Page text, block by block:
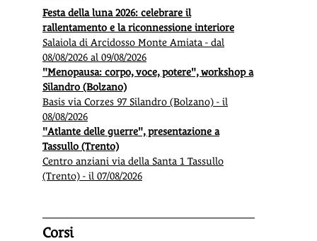
Festa della luna 2026: celebrare il
rallentamento e la riconnessione interiore
Salaiola di Arcidosso Monte Amiata - dal
08/08/2026 al 09/08/2026
"Menopausa: corpo, voce, potere", workshop a
Silandro (Bolzano)
Basis via Corzes 97 Silandro (Bolzano) - il
08/08/2026
"Atlante delle guerre", presentazione a
Tassullo (Trento)
Centro anziani via della Santa 1 Tassullo
(Trento) - il 07/08/2026
Corsi